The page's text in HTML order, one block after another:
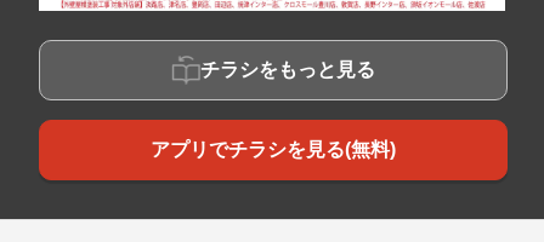
チラシをもっと見る
アプリでチラシを見る(無料)